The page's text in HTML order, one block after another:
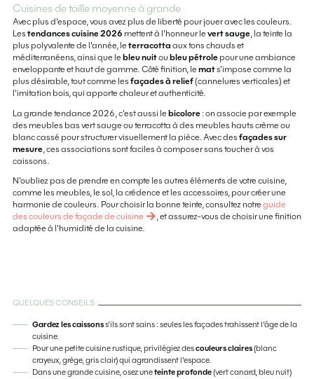
Cuisines de taille moyenne à grande
Avec plus d'espace, vous avez plus de liberté pour jouer avec les couleurs.
Les tendances cuisine 2026 mettent à l'honneur le vert sauge, la teinte la
plus polyvalente de l'année, le terracotta aux tons chauds et
méditerranéens, ainsi que le bleu nuitou bleu pétrolepour une ambiance
enveloppante et haut de gamme. Côté finition, le mats'impose comme la
plus désirable, tout comme les façades à relief(cannelures verticales) et
l'imitation bois, qui apporte chaleur et authenticité.
La grande tendance 2026, c'est aussi le bicolore: on associe par exemple
des meubles bas vert sauge ou terracotta à des meubles hauts crème ou
blanc cassé pour structurer visuellement la pièce. Avec des façades sur
mesure, ces associations sont faciles à composer sans toucher à vos
caissons.
N'oubliez pas de prendre en compte les autres éléments de votre cuisine,
comme les meubles, le sol, la crédence et les accessoires, pour créer une
harmonie de couleurs. Pour choisir la bonne teinte, consultez notre guide
des couleurs de façade de cuisine
, et assurez-vous de choisir une finition
adaptée à l'humidité de la cuisine.
QUELQUES CONSEILS
Gardez les caissonss'ils sont sains : seules les façades trahissent l'âge de la
cuisine.
Pour une petite cuisine rustique, privilégiez descouleurs claires(blanc
crayeux, grège, gris clair) qui agrandissent l'espace.
Dans une grande cuisine, osez uneteinte profonde(vert canard, bleu nuit)